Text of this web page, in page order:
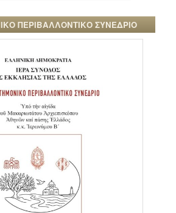
ΠΕΡΙΒΑΛΛΟΝΤΙΚΟ ΣΥΝΕΔΡΙΟ